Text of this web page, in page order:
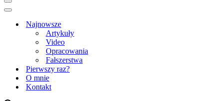
Menu
nawigacji
Menu
nawigacjiNajnowsze
Artykuły
Video
Opracowania
Fałszerstwa
Pierwszy raz?
O mnie
Kontakt